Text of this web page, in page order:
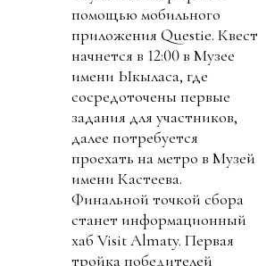
помощью мобильного
приложения Questie. Квест
начнется в 12:00 в Музее
имени Ыкыласа, где
сосредоточены первые
задания для участников,
далее потребуется
проехать на метро в Музей
имени Кастеева.
Финальной точкой сбора
станет информационный
хаб Visit Almaty. Первая
тройка победителей